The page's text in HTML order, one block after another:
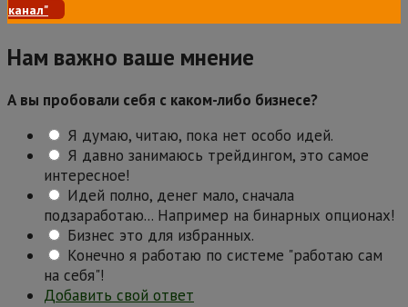
канал"
Нам важно ваше мнение
А вы пробовали себя с каком-либо бизнесе?
Я думаю, читаю, пока нет особо идей.
Я давно занимаюсь трейдингом, это самое
интересное!
Идей полно, денег мало, сначала
подзаработаю... Например на бинарных опционах!
Бизнес это для избранных.
Конечно я работаю по системе "работаю сам
на себя"!
Добавить свой ответ